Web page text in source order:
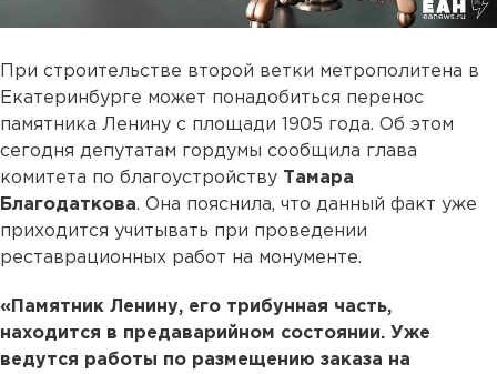
При строительстве второй ветки метрополитена в
Екатеринбурге может понадобиться перенос
памятника Ленину с площади 1905 года. Об этом
сегодня депутатам гордумы сообщила глава
комитета по благоустройству Тамара
Благодаткова. Она пояснила, что данный факт уже
приходится учитывать при проведении
реставрационных работ на монументе.
«Памятник Ленину, его трибунная часть,
находится в предаварийном состоянии. Уже
ведутся работы по размещению заказа на